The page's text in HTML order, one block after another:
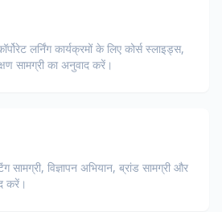
लर्निंग कार्यक्रमों के लिए कोर्स स्लाइड्स,
सामग्री का अनुवाद करें।
सामग्री, विज्ञापन अभियान, ब्रांड सामग्री और
करें।